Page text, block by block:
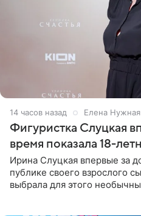
14 часов назад Елена Нужная
Фигуристка Слуцкая
время показала 18-
Ирина Слуцкая впервые за
публике своего взрослого
выбрала для этого